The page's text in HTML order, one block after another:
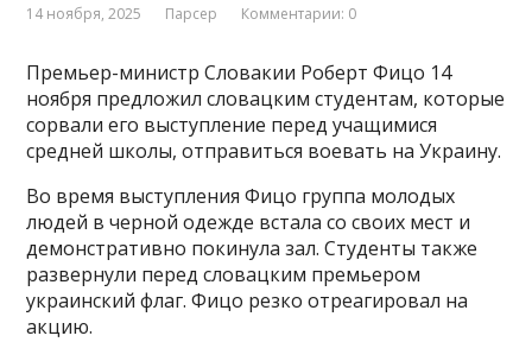
14 ноября, 2025 Парсер Комментарии: 0
Премьер-министр Словакии Роберт Фицо 14
ноября предложил словацким студентам, которые
сорвали его выступление перед учащимися
средней школы, отправиться воевать на Украину.
Во время выступления Фицо группа молодых
людей в черной одежде встала со своих мест и
демонстративно покинула зал. Студенты также
развернули перед словацким премьером
украинский флаг. Фицо резко отреагировал на
акцию.